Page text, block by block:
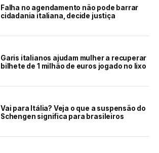
Falha no agendamento não pode barrar
cidadania italiana, decide justiça
Garis italianos ajudam mulher a recuperar
bilhete de 1 milhão de euros jogado no lixo
Vai para Itália? Veja o que a suspensão do
Schengen significa para brasileiros